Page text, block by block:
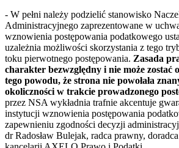
- W pełni należy podzielić stanowisko
Administracyjnego zaprezentowane w
wznowienia postępowania podatkowego
uzależnia możliwości skorzystania z tego
toku pierwotnego postępowania. Zasada
charakter bezwzględny i nie może zostać
tego powodu, że strona nie powołała
okoliczności w trakcie prowadzonego
przez NSA wykładnia trafnie akcentuje
instytucji wznowienia postępowania
zapewnieniu zgodności decyzji
dr Radosław Bulejak, radca prawny,